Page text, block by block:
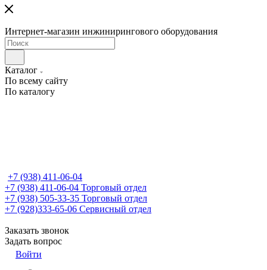
Интернет-магазин инжинирингового оборудования
Каталог
По всему сайту
По каталогу
+7 (938) 411-06-04
+7 (938) 411-06-04 Торговый отдел
+7 (938) 505-33-35 Торговый отдел
+7 (928)333-65-06 Сервисный отдел
Заказать звонок
Задать вопрос
Войти